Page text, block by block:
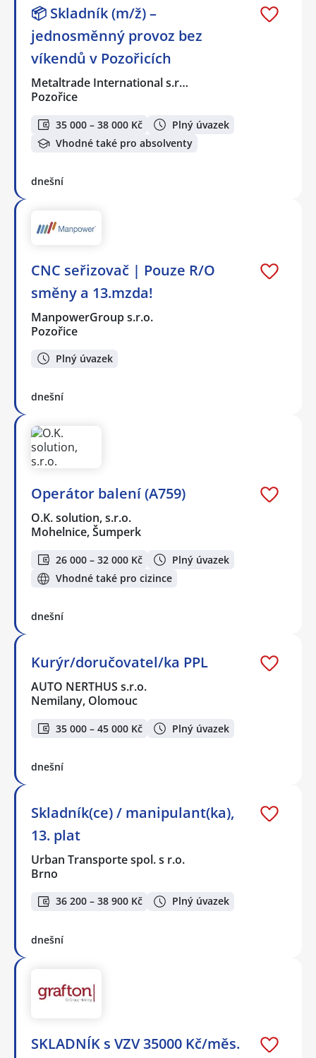
📦 Skladník (m/ž) –
jednosměnný provoz bez
víkendů v Pozořicích
Metaltrade International s.r…
Pozořice
35 000 – 38 000 Kč
Plný úvazek
Vhodné také pro absolventy
dnešní
CNC seřizovač | Pouze R/O
směny a 13.mzda!
ManpowerGroup s.r.o.
Pozořice
Plný úvazek
dnešní
Operátor balení (A759)
O.K. solution, s.r.o.
Mohelnice, Šumperk
26 000 – 32 000 Kč
Plný úvazek
Vhodné také pro cizince
dnešní
Kurýr/doručovatel/ka PPL
AUTO NERTHUS s.r.o.
Nemilany, Olomouc
35 000 – 45 000 Kč Plný úvazek
dnešní
Skladník(ce) / manipulant(ka),
13. plat
Urban Transporte spol. s r.o.
Brno
36 200 – 38 900 Kč Plný úvazek
dnešní
SKLADNÍK s VZV 35000 Kč/měs.